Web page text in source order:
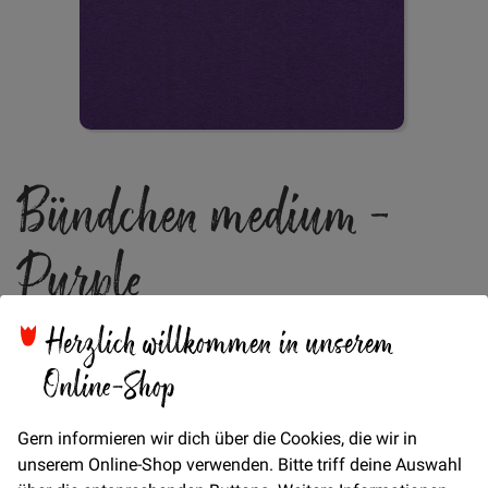
Herzlich willkommen in unserem
Online-Shop
Gern informieren wir dich über die Cookies, die wir in
unserem Online-Shop verwenden. Bitte triff deine Auswahl
der
Bildgalerie
springen
Bündchen medium -
Purple
VerfügbarkeitAuf Lager
€/METER(Freie Eingabe)
Menge